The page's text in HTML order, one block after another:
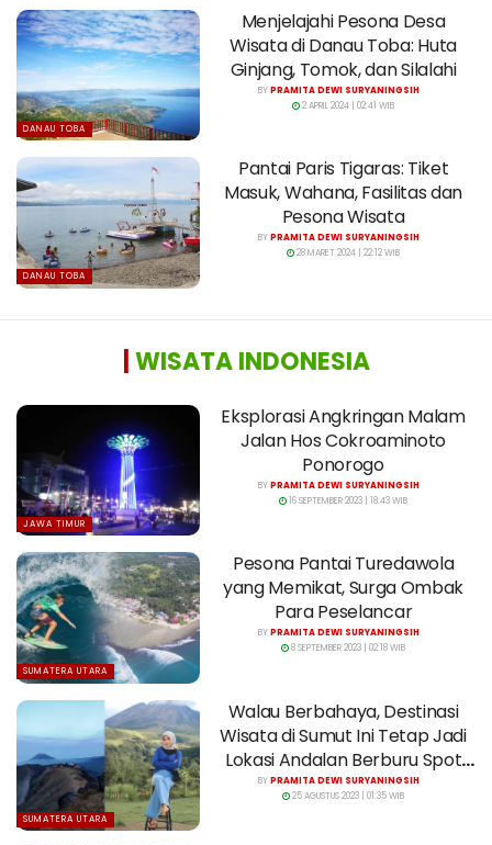
DANAU TOBA
Menjelajahi Pesona Desa
Wisata di Danau Toba: Huta
Ginjang, Tomok, dan Silalahi
BYPRAMITA DEWI SURYANINGSIH
2 APRIL 2024 | 02:41 WIB
DANAU TOBA
Pantai Paris Tigaras: Tiket
Masuk, Wahana, Fasilitas dan
Pesona Wisata
BYPRAMITA DEWI SURYANINGSIH
28 MARET 2024 | 22:12 WIB
WISATA INDONESIA
JAWA TIMUR
Eksplorasi Angkringan Malam
Jalan Hos Cokroaminoto
Ponorogo
BYPRAMITA DEWI SURYANINGSIH
16 SEPTEMBER 2023 | 18:43 WIB
SUMATERA UTARA
Pesona Pantai Turedawola
yang Memikat, Surga Ombak
Para Peselancar
BYPRAMITA DEWI SURYANINGSIH
8 SEPTEMBER 2023 | 02:18 WIB
SUMATERA UTARA
Walau Berbahaya, Destinasi
Wisata di Sumut Ini Tetap Jadi
Lokasi Andalan Berburu Spot
Foto
BYPRAMITA DEWI SURYANINGSIH
25 AGUSTUS 2023 | 01:35 WIB